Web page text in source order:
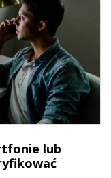
lub